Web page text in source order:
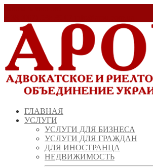
ГЛАВНАЯ
УСЛУГИ
УСЛУГИ ДЛЯ БИЗНЕСА
УСЛУГИ ДЛЯ ГРАЖДАН
ДЛЯ ИНОСТРАНЦА
НЕДВИЖИМОСТЬ